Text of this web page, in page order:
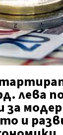
лева
и